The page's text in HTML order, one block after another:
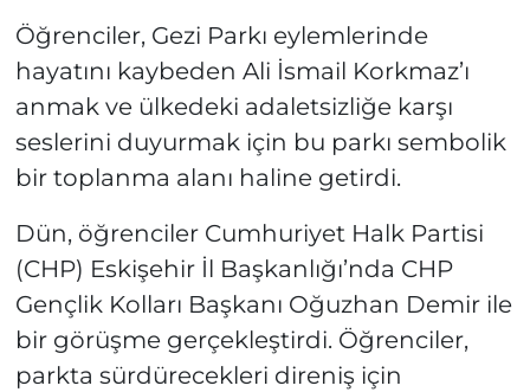
Öğrenciler, Gezi Parkı eylemlerinde
hayatını kaybeden Ali İsmail Korkmaz’ı
anmak ve ülkedeki adaletsizliğe karşı
seslerini duyurmak için bu parkı sembolik
bir toplanma alanı haline getirdi.
Dün, öğrenciler Cumhuriyet Halk Partisi
(CHP) Eskişehir İl Başkanlığı’nda CHP
Gençlik Kolları Başkanı Oğuzhan Demir ile
bir görüşme gerçekleştirdi. Öğrenciler,
parkta sürdürecekleri direniş için